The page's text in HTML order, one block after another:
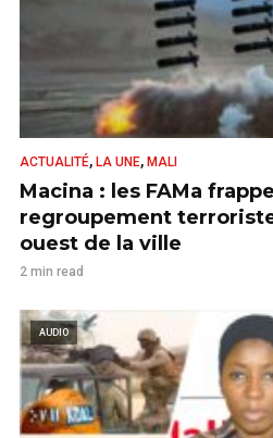
ACTUALITÉ, LA UNE, MALI
Macina : les FAMa
regroupement
ouest de la ville
2 min read
AUDIO